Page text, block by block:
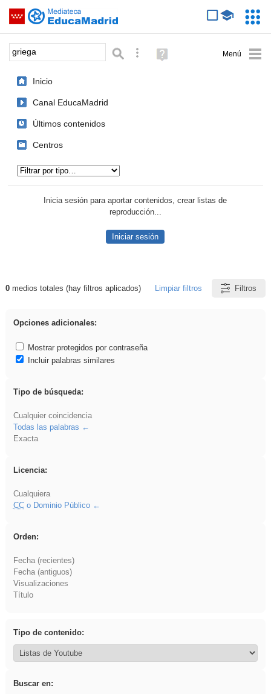
Saltar navegación
Palabra o frase: Búsqueda avanzada
Ayuda
(en
Inicio
Canal EducaMadrid
Últimos contenidos
Centros
Inicia sesión para aportar contenidos, crear listas de
reproducción...
Iniciar sesión
Resultados de: griega
0medios totales (hay filtros aplicados) Limpiar filtros Filtros
Opciones adicionales:
Mostrar protegidos por contraseña
Incluir palabras similares
Tipo de búsqueda:
Cualquier coincidencia
Todas las palabras
Exacta
Licencia:
Cualquiera
CCo Dominio Público
Orden:
Fecha (recientes)
Fecha (antiguos)
Visualizaciones
Título
Tipo de contenido:
Buscar en: